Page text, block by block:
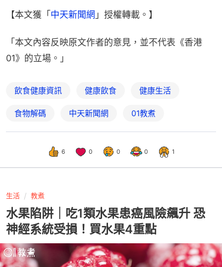
【本文獲「中天新聞網 」授權轉載。】
「本文內容反映原文作者的意見，並不代表《香港
01》的立場。」
飲食健康資訊 健康飲食 健康生活
食物解碼 中天新聞網 01教煮
6 0 0 0 1
生活 教煮
水果陷阱｜吃1類水果患癌風險飆升 恐
神經系統受損！買水果4重點